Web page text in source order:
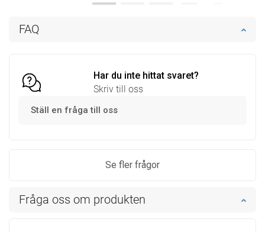
FAQ
Har du inte hittat svaret?
Skriv till oss
Ställ en fråga till oss
Se fler frågor
Fråga oss om produkten